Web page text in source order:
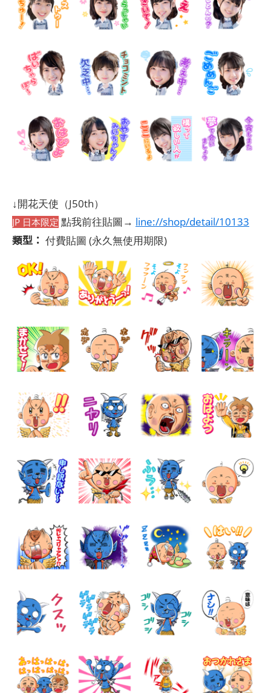
↓開花天使（J50th）
JP 日本限定 點我前往貼圖→ line://shop/detail/10133
類型： 付費貼圖 (永久無使用期限)